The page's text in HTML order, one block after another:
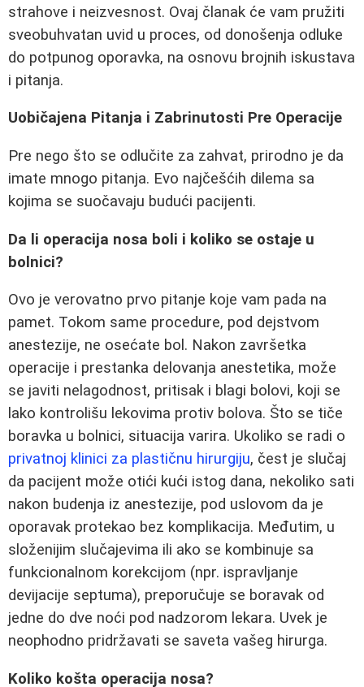
strahove i neizvesnost. Ovaj članak će vam pružiti
sveobuhvatan uvid u proces, od donošenja odluke
do potpunog oporavka, na osnovu brojnih iskustava
i pitanja.
Uobičajena Pitanja i Zabrinutosti Pre Operacije
Pre nego što se odlučite za zahvat, prirodno je da
imate mnogo pitanja. Evo najčešćih dilema sa
kojima se suočavaju budući pacijenti.
Da li operacija nosa boli i koliko se ostaje u
bolnici?
Ovo je verovatno prvo pitanje koje vam pada na
pamet. Tokom same procedure, pod dejstvom
anestezije, ne osećate bol. Nakon završetka
operacije i prestanka delovanja anestetika, može
se javiti nelagodnost, pritisak i blagi bolovi, koji se
lako kontrolišu lekovima protiv bolova. Što se tiče
boravka u bolnici, situacija varira. Ukoliko se radi o
privatnoj klinici za plastičnu hirurgiju, čest je slučaj
da pacijent može otići kući istog dana, nekoliko sati
nakon budenja iz anestezije, pod uslovom da je
oporavak protekao bez komplikacija. Međutim, u
složenijim slučajevima ili ako se kombinuje sa
funkcionalnom korekcijom (npr. ispravljanje
devijacije septuma), preporučuje se boravak od
jedne do dve noći pod nadzorom lekara. Uvek je
neophodno pridržavati se saveta vašeg hirurga.
Koliko košta operacija nosa?